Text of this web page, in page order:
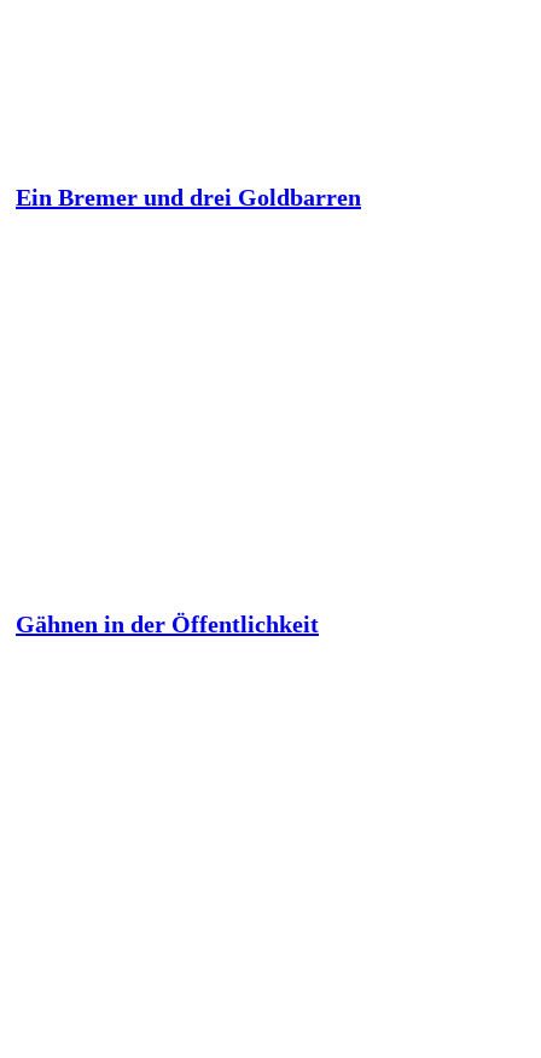
Ein Bremer und drei Goldbarren
Gähnen in der Öffentlichkeit